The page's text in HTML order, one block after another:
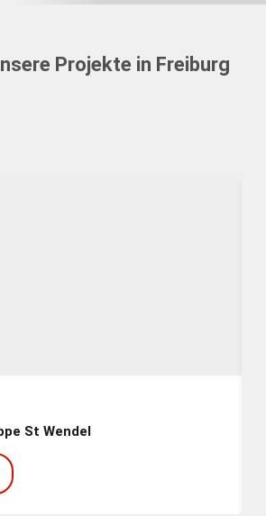
Projekte in Freiburg
St Wendel